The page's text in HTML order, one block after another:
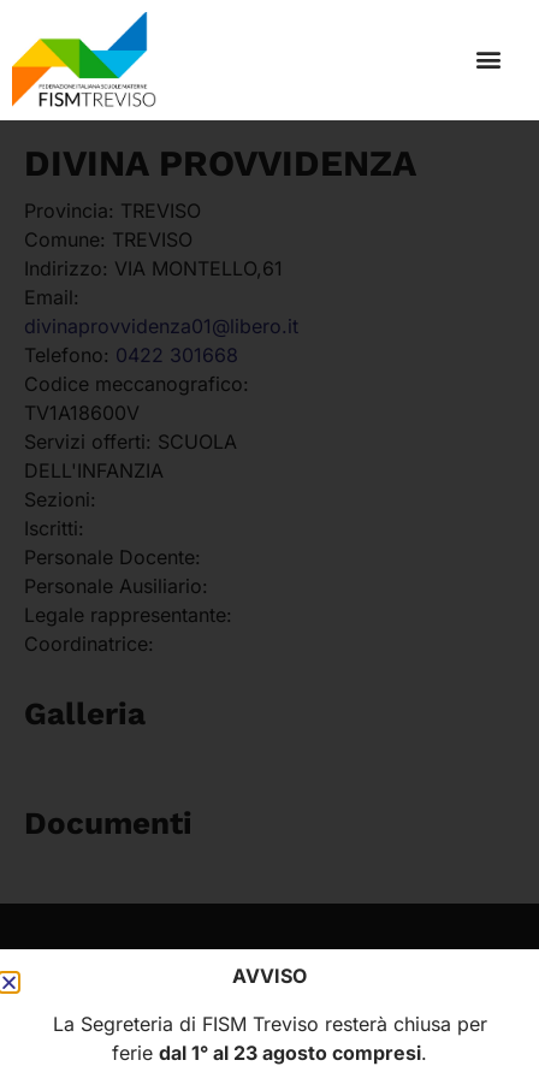
DIVINA PROVVIDENZA
Provincia: TREVISO
Comune: TREVISO
Indirizzo: VIA MONTELLO,61
Email:
divinaprovvidenza01@libero.it
Telefono: 0422 301668
Codice meccanografico:
TV1A18600V
Servizi offerti: SCUOLA
DELL'INFANZIA
Sezioni:
Iscritti:
Personale Docente:
Personale Ausiliario:
Legale rappresentante:
Coordinatrice:
Galleria
Documenti
Federazione Italiana
Scuole Materne
Home
Chi siamo
AVVISO
La Segreteria di FISM Treviso resterà chiusa per
ferie dal 1° al 23 agosto compresi.